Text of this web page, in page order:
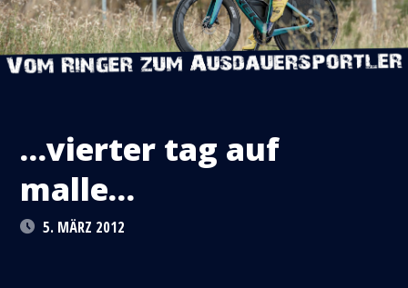
…vierter tag auf
malle…
5. MÄRZ 2012